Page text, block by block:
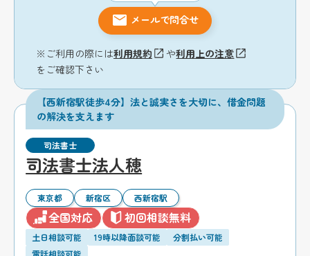
メールで問合せ
※ご利用の際には利用規約 や利用上の注意
をご確認下さい
【西新宿駅徒歩4分】法と誠実さを大切に、借金問題
の解決を支えます
司法書士
司法書士法人穂
東京都 新宿区 西新宿駅
全国対応 初回相談無料
土日相談可能 19時以降面談可能
分割払い可能
電話相談可能